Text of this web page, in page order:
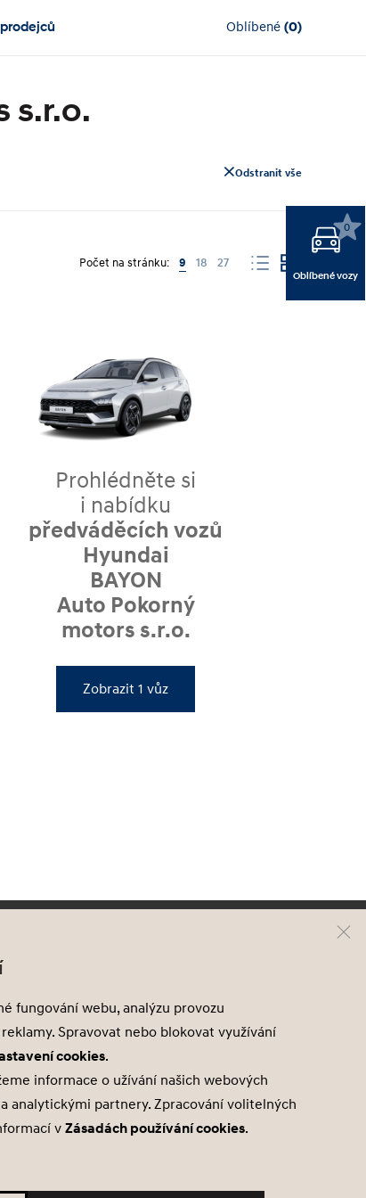
Oblíbené (0)
0
Oblíbené vozy
s.r.o.
Odstranit vše
Počet na stránku: 9 18 27
Prohlédněte si
i nabídku
předváděcích vozů
Hyundai
BAYON
Auto Pokorný
motors s.r.o.
Zobrazit 1 vůz
Hyundai
vozy
vozy
fungování webu, analýzu provozu
Spravovat nebo blokovat využívání
cookies.
informace o užívání našich webových
analytickými partnery. Zpracování volitelných
vZásadách používání cookies.